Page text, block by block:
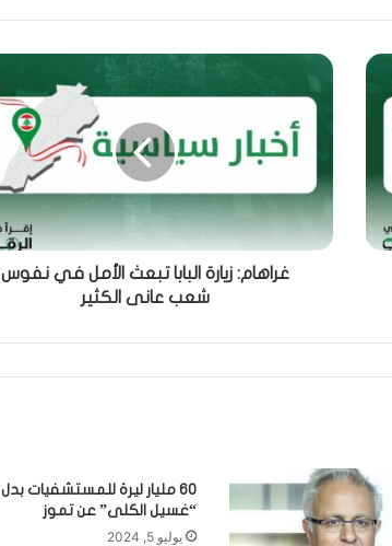
غراهام: زيارة البابا تبعث الأمل في نفوس
شعب عانى الكثير
60 مليار ليرة للمستشفيات بدل
“غسيل الكلى” عن تموز
يوليو 5, 2024